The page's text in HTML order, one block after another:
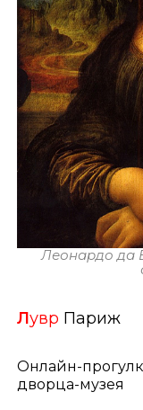
Леонардо да
Лувр Париж
Онлайн-
дворца-музея